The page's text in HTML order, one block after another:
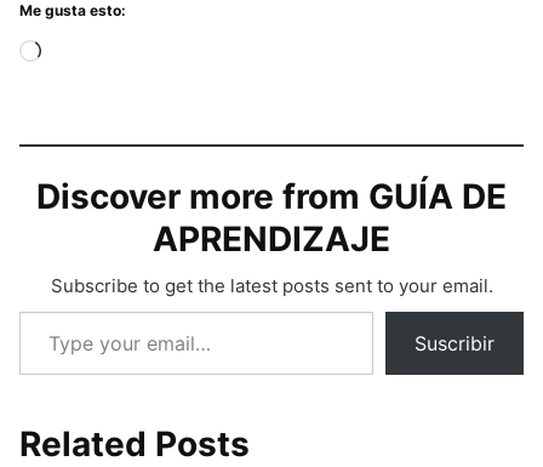
Me gusta esto:
Cargando...
Discover more from GUÍA DE
APRENDIZAJE
Subscribe to get the latest posts sent to your email.
Type your email…
Suscribir
Related Posts